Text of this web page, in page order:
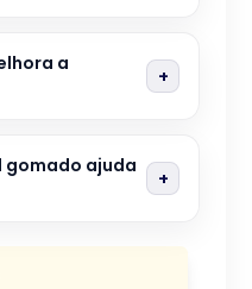
a
gomado ajuda